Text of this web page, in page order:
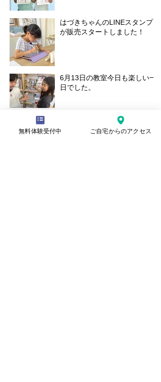
はづきちゃんのLINEスタンプ
が販売スタートしました！
6月13日の教室今日も楽しい一
日でした。
TBC学院のイラストコンテス
トで入選！
無料体験受付中 ご自宅からのアクセス